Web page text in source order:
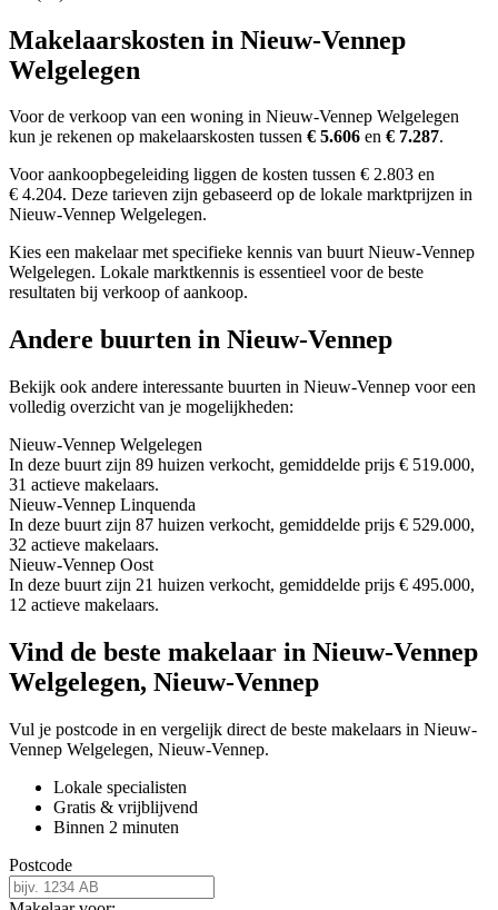
Makelaarskosten in Nieuw-Vennep
Welgelegen
Voor de verkoop van een woning in Nieuw-Vennep Welgelegen
kun je rekenen op makelaarskosten tussen € 5.606 en € 7.287.
Voor aankoopbegeleiding liggen de kosten tussen € 2.803 en
€ 4.204. Deze tarieven zijn gebaseerd op de lokale marktprijzen in
Nieuw-Vennep Welgelegen.
Kies een makelaar met specifieke kennis van buurt Nieuw-Vennep
Welgelegen. Lokale marktkennis is essentieel voor de beste
resultaten bij verkoop of aankoop.
Andere buurten in Nieuw-Vennep
Bekijk ook andere interessante buurten in Nieuw-Vennep voor een
volledig overzicht van je mogelijkheden:
Nieuw-Vennep Welgelegen
In deze buurt zijn 89 huizen verkocht, gemiddelde prijs € 519.000,
31 actieve makelaars.
Nieuw-Vennep Linquenda
In deze buurt zijn 87 huizen verkocht, gemiddelde prijs € 529.000,
32 actieve makelaars.
Nieuw-Vennep Oost
In deze buurt zijn 21 huizen verkocht, gemiddelde prijs € 495.000,
12 actieve makelaars.
Vind de beste makelaar in Nieuw-Vennep
Welgelegen, Nieuw-Vennep
Vul je postcode in en vergelijk direct de beste makelaars in Nieuw-
Vennep Welgelegen, Nieuw-Vennep.
Lokale specialisten
Gratis & vrijblijvend
Binnen 2 minuten
Postcode